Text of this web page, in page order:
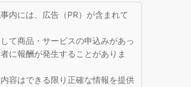
内には、広告（PR）が含まれて
て商品・サービスの申込みがあっ
に報酬が発生することがありま
容はできる限り正確な情報を提供